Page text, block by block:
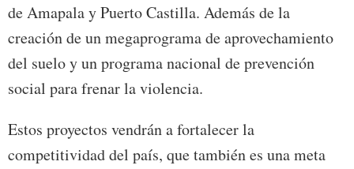
de Amapala y Puerto Castilla. Además de la
creación de un megaprograma de aprovechamiento
del suelo y un programa nacional de prevención
social para frenar la violencia.
Estos proyectos vendrán a fortalecer la
competitividad del país, que también es una meta